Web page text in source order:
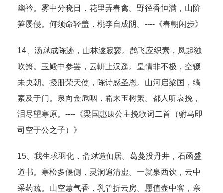
幽衿。雾中分晓日，花里弄春禽。野径香恒满，山阶
笋屡侵。何须命轻盖，桃李自成阴。----《春朝闲步》
14、汤沐成陈迹，山林遂寂寥。鹊飞应织素，凤起独
吹箫。玉殿中参罢，云輧上汉遥。皇情非不极，空辍
未央朝。授册荣天使，陈诗感圣恩。山河启梁国，缟
素及于门。泉向金卮咽，霜来玉树繁。都人听哀挽，
泪尽望寒原。----《梁国惠康公主挽歌词二首（驸马即
司空于公之子）》
15、我生求羽化，斋沐造仙居。葛蔓没丹井，石函盛
道书。寒松多偃侧，灵洞遍清虚。一就泉西饮，云中
采药蔬。山空蕙气香，乳管折云房。愿值壶中客，亲